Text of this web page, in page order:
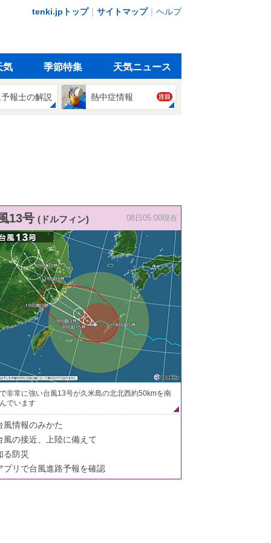
tenki.jpトップ｜ サイトマップ｜ ヘルプ
気 季節特集 天気ニュース
報士の解説 熱中症情報 注目
13号 (ドルフィン) 08日05:00現在
非常に強い台風13号が久米島の北北西約50kmを南
でいます
風情報のみかた
風の接近、上陸に備えて
る防災
プリで台風進路予報を確認